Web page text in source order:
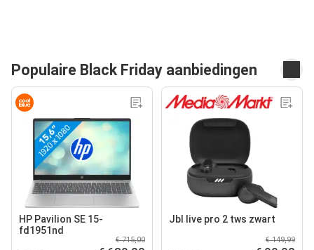
Populaire Black Friday aanbiedingen
HP Pavilion SE 15-
fd1951nd
€ 715,00
Jbl live pro 2 tws zwart
€ 149,99